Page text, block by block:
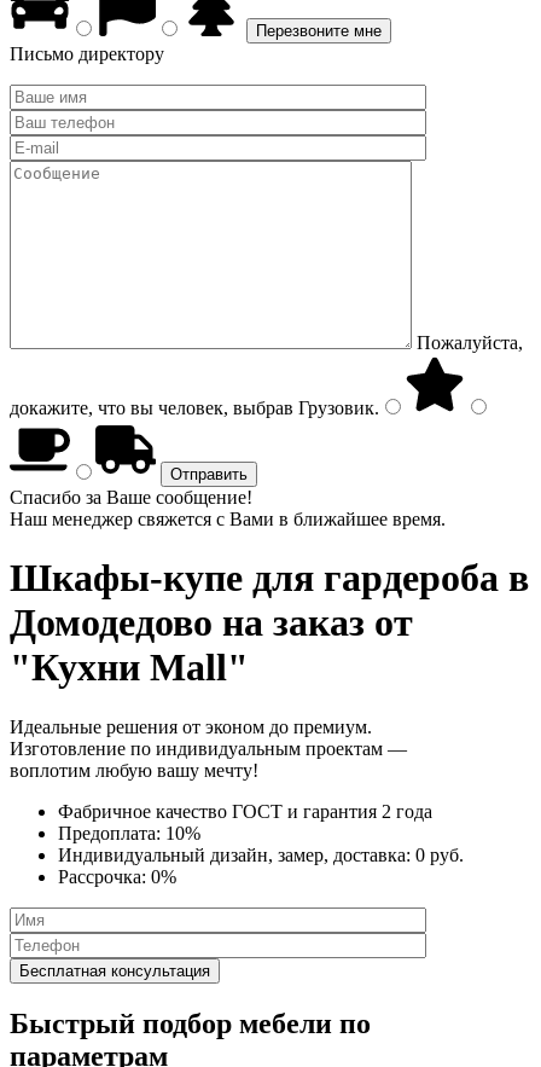
Письмо директору
Пожалуйста,
докажите, что вы человек, выбрав Грузовик.
Спасибо за Ваше сообщение!
Наш менеджер свяжется с Вами в ближайшее время.
Шкафы-купе для гардероба в
Домодедово на заказ от
"Кухни Mall"
Идеальные решения от эконом до премиум.
Изготовление по индивидуальным проектам —
воплотим любую вашу мечту!
Фабричное качество ГОСТ и гарантия 2 года
Предоплата: 10%
Индивидуальный дизайн, замер, доставка: 0 руб.
Рассрочка: 0%
Быстрый подбор мебели по
параметрам